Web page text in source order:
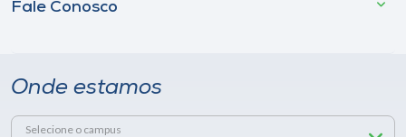
Fale Conosco
Onde estamos
Selecione o campus